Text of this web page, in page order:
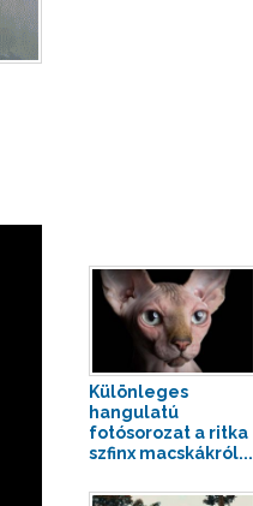
Különleges
hangulatú
fotósorozat a ritka
szfinx macskákról...